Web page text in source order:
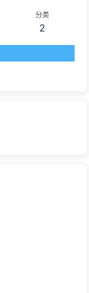
分类
2